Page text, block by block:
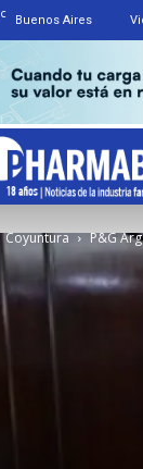
C Buenos Aires
Coyuntura P&G